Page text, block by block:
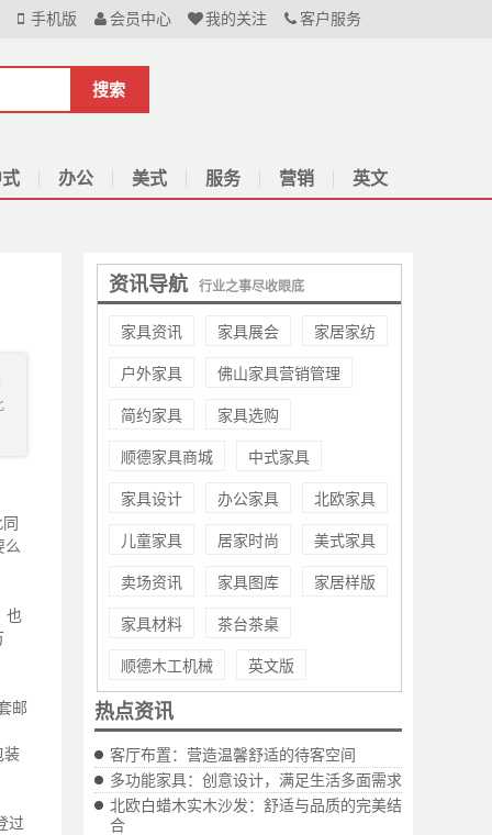
手机版 会员中心 我的关注 客户服务
搜索
办公 美式 服务 营销 英文
资讯导航 行业之事尽收眼底
家具资讯 家具展会 家居家纺
户外家具 佛山家具营销管理
简约家具 家具选购
顺德家具商城 中式家具
家具设计 办公家具 北欧家具
儿童家具 居家时尚 美式家具
卖场资讯 家具图库 家居样版
家具材料 茶台茶桌
顺德木工机械 英文版
热点资讯
客厅布置：营造温馨舒适的待客空间
多功能家具：创意设计，满足生活多面需求
北欧白蜡木实木沙发：舒适与品质的完美结
合
么
也
邮
装
过